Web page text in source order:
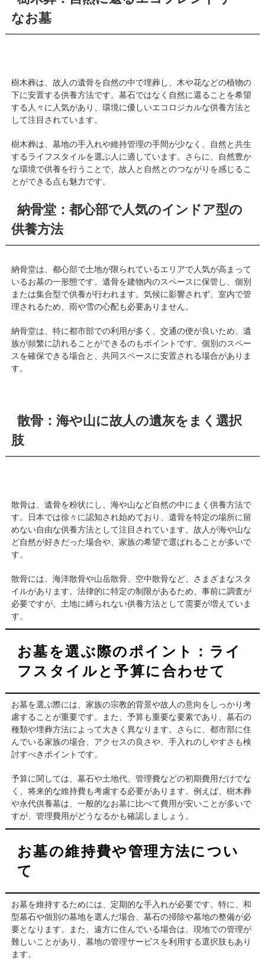
なお墓
樹木葬は、故人の遺骨を自然の中で埋葬し、木や花などの植物の
下に安置する供養方法です。墓石ではなく自然に還ることを希望
する人々に人気があり、環境に優しいエコロジカルな供養方法と
して注目されています。
樹木葬は、墓地の手入れや維持管理の手間が少なく、自然と共生
するライフスタイルを選ぶ人に適しています。さらに、自然豊か
な環境で供養を行うことで、故人と自然とのつながりを感じるこ
とができる点も魅力です。
納骨堂：都心部で人気のインドア型の
供養方法
納骨堂は、都心部で土地が限られているエリアで人気が高まって
いるお墓の一形態です。遺骨を建物内のスペースに保管し、個別
または集合型で供養が行われます。気候に影響されず、室内で管
理されるため、雨や雪の心配も必要ありません。
納骨堂は、特に都市部での利用が多く、交通の便が良いため、遺
族が頻繁に訪れることができるのもポイントです。個別のスペー
スを確保できる場合と、共同スペースに安置される場合がありま
す。
散骨：海や山に故人の遺灰をまく選択
肢
散骨は、遺骨を粉状にし、海や山など自然の中にまく供養方法で
す。日本では徐々に認知され始めており、遺骨を特定の場所に留
めない自由な供養方法として注目されています。故人が海や山な
ど自然が好きだった場合や、家族の希望で選ばれることが多いで
す。
散骨には、海洋散骨や山岳散骨、空中散骨など、さまざまなスタ
イルがあります。法律的に特定の制限があるため、事前に調査が
必要ですが、土地に縛られない供養方法として需要が増えていま
す。
お墓を選ぶ際のポイント：ライ
フスタイルと予算に合わせて
お墓を選ぶ際には、家族の宗教的背景や故人の意向をしっかり考
慮することが重要です。また、予算も重要な要素であり、墓石の
種類や埋葬方法によって大きく異なります。さらに、都市部に住
んでいる家族の場合、アクセスの良さや、手入れのしやすさも検
討すべきポイントです。
予算に関しては、墓石や土地代、管理費などの初期費用だけでな
く、将来的な維持費も考慮する必要があります。例えば、樹木葬
や永代供養墓は、一般的なお墓に比べて費用が安いことが多いで
すが、管理費用がどうなるかも確認しましょう。
お墓の維持費や管理方法につい
て
お墓を維持するためには、定期的な手入れが必要です。特に、和
型墓石や個別の墓地を選んだ場合、墓石の掃除や墓地の整備が必
要となります。また、遠方に住んでいる場合は、現地での管理が
難しいことがあり、墓地の管理サービスを利用する選択肢もあり
ます。